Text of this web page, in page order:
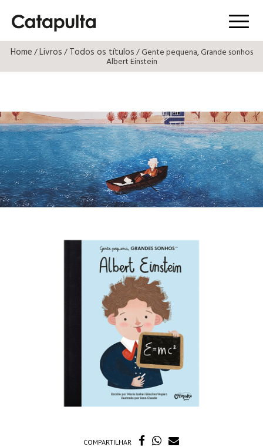
Menú
Home/Livros/Todos os títulos/ Gente pequena, Grande sonhos
Albert Einstein
COMPARTILHAR